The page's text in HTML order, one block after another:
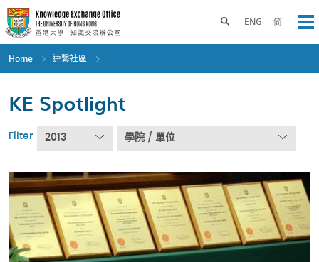
Skip
to
main
content
ENG 简
Toggle search panel
Home 連繫社區
KE Spotlight
Filter 2013 學院 / 單位